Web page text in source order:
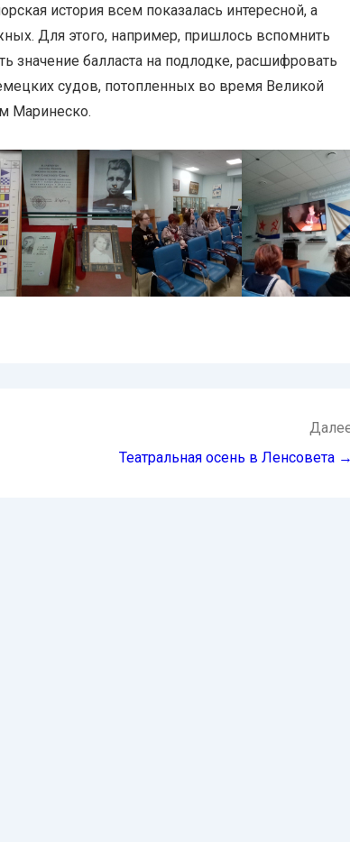
история всем показалась интересной, а
Для этого, например, пришлось вспомнить
значение балласта на подлодке, расшифровать
судов, потопленных во время Великой
Маринеско.
Театральная осень в Ленсовета